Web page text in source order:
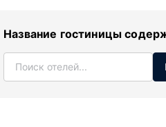
Название гостиницы